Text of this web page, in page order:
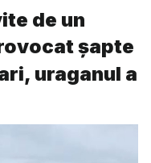
de un
șapte
uraganul a